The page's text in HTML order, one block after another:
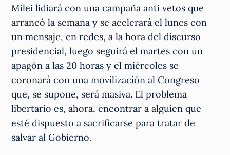
Milei lidiará con una campaña anti vetos que
arrancó la semana y se acelerará el lunes con
un mensaje, en redes, a la hora del discurso
presidencial, luego seguirá el martes con un
apagón a las 20 horas y el miércoles se
coronará con una movilización al Congreso
que, se supone, será masiva. El problema
libertario es, ahora, encontrar a alguien que
esté dispuesto a sacrificarse para tratar de
salvar al Gobierno.